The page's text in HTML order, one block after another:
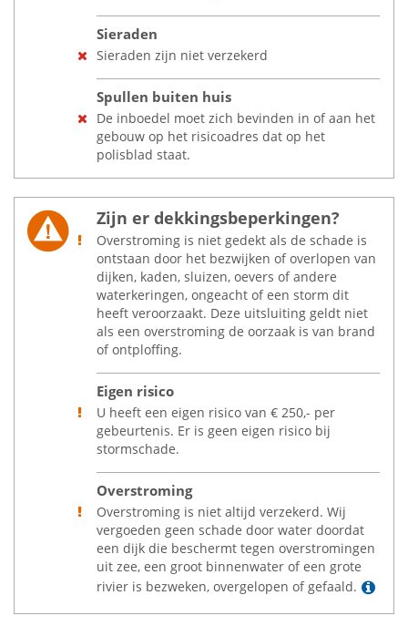
Sieraden
Sieraden zijn niet verzekerd
Spullen buiten huis
De inboedel moet zich bevinden in of aan het
gebouw op het risicoadres dat op het
polisblad staat.
Zijn er dekkingsbeperkingen?
Overstroming is niet gedekt als de schade is
ontstaan door het bezwijken of overlopen van
dijken, kaden, sluizen, oevers of andere
waterkeringen, ongeacht of een storm dit
heeft veroorzaakt. Deze uitsluiting geldt niet
als een overstroming de oorzaak is van brand
of ontploffing.
Eigen risico
U heeft een eigen risico van € 250,- per
gebeurtenis. Er is geen eigen risico bij
stormschade.
Overstroming
Overstroming is niet altijd verzekerd. Wij
vergoeden geen schade door water doordat
een dijk die beschermt tegen overstromingen
uit zee, een groot binnenwater of een grote
rivier is bezweken, overgelopen of gefaald.